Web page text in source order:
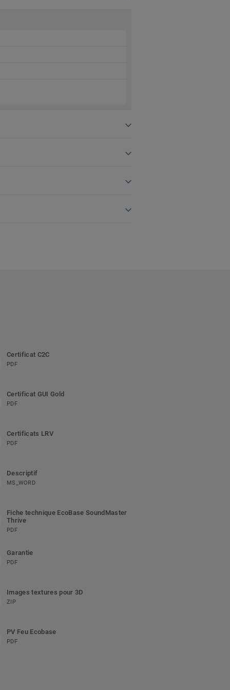
Certificat C2C
PDF
Certificat GUI Gold
PDF
Certificats LRV
PDF
Descriptif
MS_WORD
Fiche technique EcoBase SoundMaster
Thrive
PDF
Garantie
PDF
Images textures pour 3D
ZIP
PV Feu Ecobase
PDF